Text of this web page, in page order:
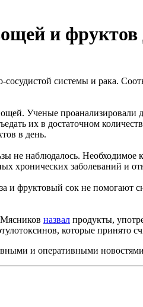
и фруктов
системы и рака.
Ученые проанализировали
их в достаточном
в день.
не наблюдалось.
хронических заболеваний и
фруктовый сок не помогают
назвал продукты,
которые принято
и оперативными